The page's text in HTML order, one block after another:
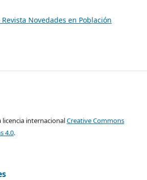
Novedades en Población
licencia internacionalCreative Commons
4.0.